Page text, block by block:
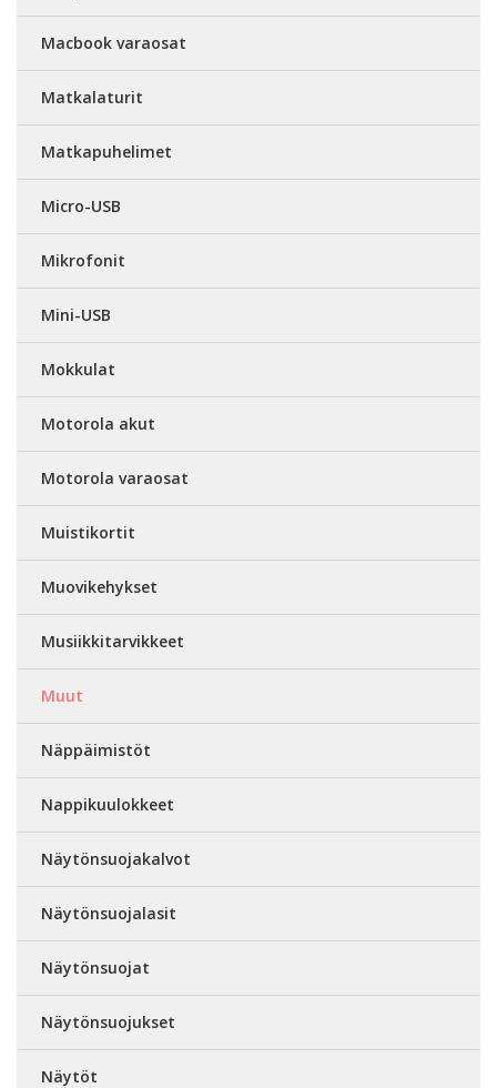
Macbook varaosat
Matkalaturit
Matkapuhelimet
Micro-USB
Mikrofonit
Mini-USB
Mokkulat
Motorola akut
Motorola varaosat
Muistikortit
Muovikehykset
Musiikkitarvikkeet
Muut
Näppäimistöt
Nappikuulokkeet
Näytönsuojakalvot
Näytönsuojalasit
Näytönsuojat
Näytönsuojukset
Näytöt